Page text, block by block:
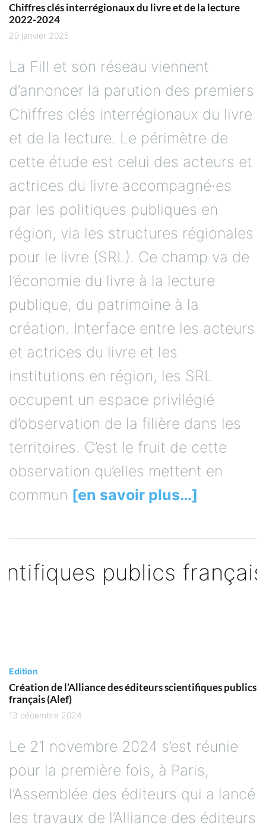
Chiffres clés interrégionaux du livre et de la lecture
2022-2024
29 janvier 2025
La Fill et son réseau viennent
d’annoncer la parution des premiers
Chiffres clés interrégionaux du livre
et de la lecture. Le périmètre de
cette étude est celui des acteurs et
actrices du livre accompagné∙es
par les politiques publiques en
région, via les structures régionales
pour le livre (SRL). Ce champ va de
l’économie du livre à la lecture
publique, du patrimoine à la
création. Interface entre les acteurs
et actrices du livre et les
institutions en région, les SRL
occupent un espace privilégié
d’observation de la filière dans les
territoires. C’est le fruit de cette
observation qu’elles mettent en
commun [en savoir plus…]
Edition
Création de l’Alliance des éditeurs scientifiques publics
français (Alef)
13 décembre 2024
Le 21 novembre 2024 s’est réunie
pour la première fois, à Paris,
l’Assemblée des éditeurs qui a lancé
les travaux de l’Alliance des éditeurs